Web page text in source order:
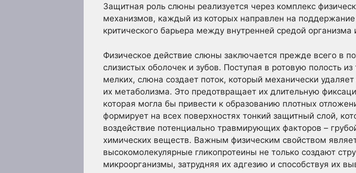
Защитная роль слюны реализуется через комплекс
механизмов, каждый из которых направлен на поддержание
критического барьера между внутренней средой
Физическое действие слюны заключается прежде всего в
слизистых оболочек и зубов. Поступая в ротовую полость
мелких, слюна создает поток, который механически
их метаболизма. Это предотвращает их длительную
которая могла бы привести к образованию плотных
формирует на всех поверхностях тонкий защитный слой,
воздействие потенциально травмирующих факторов –
химических веществ. Важным физическим свойством
высокомолекулярные гликопротеины не только создают
микроорганизмы, затрудняя их адгезию и способствуя их